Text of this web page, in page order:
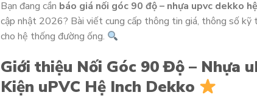
Bạn đang cần báo giá nối góc 90 độ – nhựa upvc dekko
cập nhật 2026? Bài viết cung cấp thông tin giá, thông số kỹ
cho hệ thống đường ống.
Giới thiệu Nối Góc 90 Độ – Nhựa
Kiện uPVC Hệ Inch Dekko